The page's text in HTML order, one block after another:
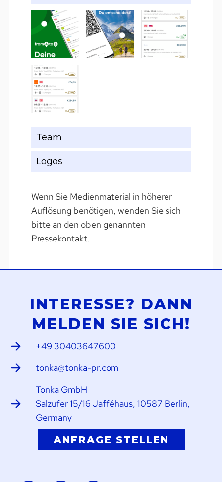
Team
Logos
Wenn Sie Medienmaterial in höherer
Auflösung benötigen, wenden Sie sich
bitte an den oben genannten
Pressekontakt.
INTERESSE? DANN
MELDEN SIE SICH!
+49 30403647600
tonka@tonka-pr.com
Tonka GmbH
Salzufer 15/16 Jafféhaus, 10587 Berlin,
Germany
ANFRAGE STELLEN